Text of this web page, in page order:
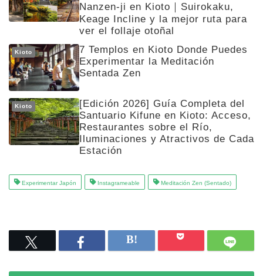
Nanzen-ji en Kioto｜Suirokaku,
Keage Incline y la mejor ruta para
ver el follaje otoñal
Kioto
7 Templos en Kioto Donde Puedes
Experimentar la Meditación
Sentada Zen
Kioto
[Edición 2026] Guía Completa del
Santuario Kifune en Kioto: Acceso,
Restaurantes sobre el Río,
Iluminaciones y Atractivos de Cada
Estación
Experimentar Japón Instagrameable Meditación Zen (Sentado)